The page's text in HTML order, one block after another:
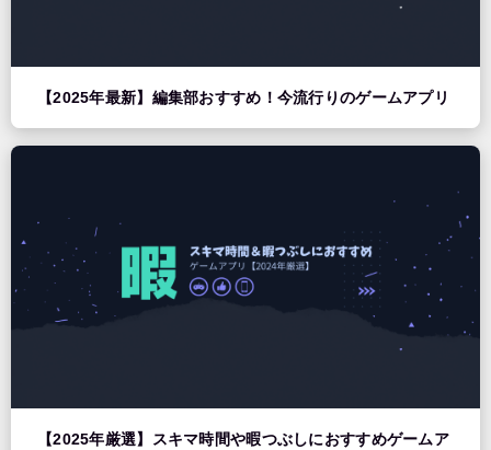
【2025年最新】編集部おすすめ！今流行りのゲームアプリ
【2025年厳選】スキマ時間や暇つぶしにおすすめゲームア